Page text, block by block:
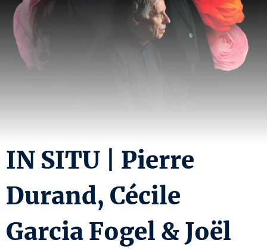
IN SITU | Pierre
Durand, Cécile
Garcia Fogel & Joël